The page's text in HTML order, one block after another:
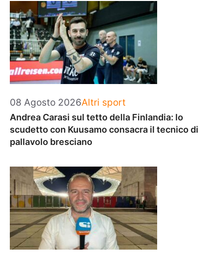
08 Agosto 2026Categorie
Altri sport
Andrea Carasi sul tetto della Finlandia: lo
scudetto con Kuusamo consacra il tecnico di
pallavolo bresciano